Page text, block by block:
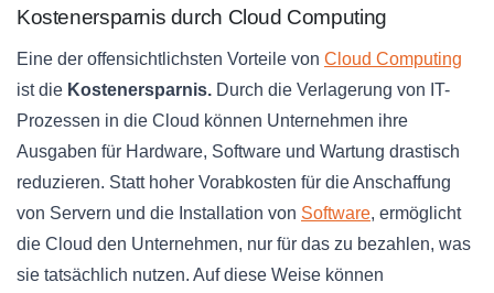
Kostenersparnis durch Cloud Computing
Eine der offensichtlichsten Vorteile von Cloud Computing
ist die Kostenersparnis. Durch die Verlagerung von IT-
Prozessen in die Cloud können Unternehmen ihre
Ausgaben für Hardware, Software und Wartung drastisch
reduzieren. Statt hoher Vorabkosten für die Anschaffung
von Servern und die Installation von Software, ermöglicht
die Cloud den Unternehmen, nur für das zu bezahlen, was
sie tatsächlich nutzen. Auf diese Weise können